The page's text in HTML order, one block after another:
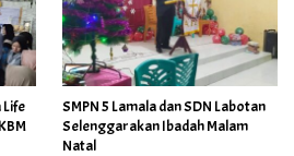
Life
SMPN 5 Lamala dan SDN Labotan
Selenggarakan Ibadah Malam
Natal